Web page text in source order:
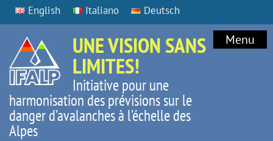
English Italiano Deutsch
UNE VISION SANS
LIMITES!
Initiative pour une
harmonisation des prévisions sur le
danger d’avalanches à l’échelle des
Alpes
Menu